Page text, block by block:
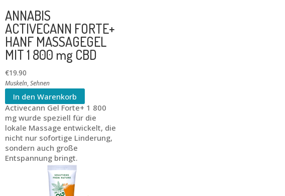
ANNABIS
ACTIVECANN FORTE+
HANF MASSAGEGEL
MIT 1 800 mg CBD
€19.90
Muskeln,Sehnen
In den Warenkorb
Activecann Gel Forte+ 1 800
mg wurde speziell für die
lokale Massage entwickelt, die
nicht nur sofortige Linderung,
sondern auch große
Entspannung bringt.